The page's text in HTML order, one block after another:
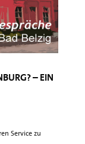
Service zu
– Ein